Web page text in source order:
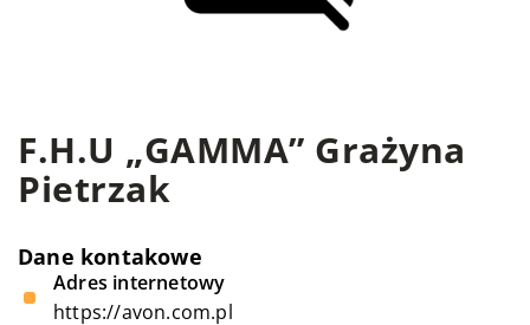
F.H.U „GAMMA” Grażyna
Pietrzak
Dane kontakowe
Adres internetowy
https://avon.com.pl